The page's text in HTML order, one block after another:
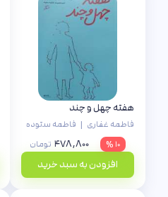
هفته چهل و چند
فاطمه غفاری | فاطمه ستوده
۱۰ %
۴۷۸,۸۰۰ تومان
افزودن به سبد خرید